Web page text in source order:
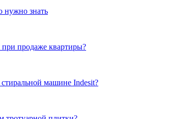
нужно знать
при продаже квартиры?
стиральной машине Indesit?